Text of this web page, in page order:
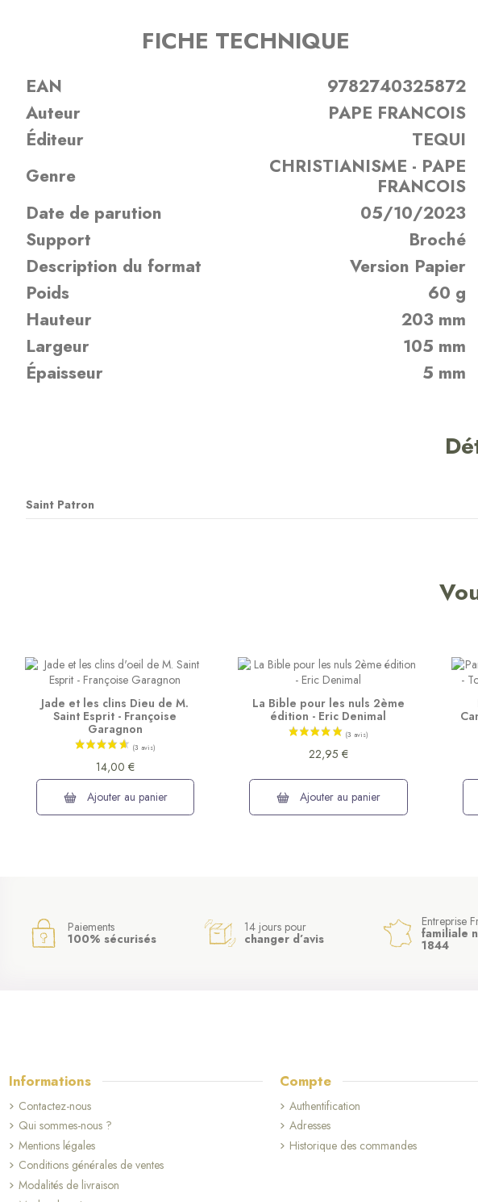
FICHE TECHNIQUE
EAN
9782740325872
Auteur
PAPE FRANCOIS
Éditeur
TEQUI
Genre
CHRISTIANISME - PAPE
FRANCOIS
Date de parution
05/10/2023
Support
Broché
Description du format
Version Papier
Poids
60 g
Hauteur
203 mm
Largeur
105 mm
Épaisseur
5 mm
Saint Patron
Jade et les clins Dieu de M.
Saint Esprit - Françoise
Garagnon
14,00 €
Ajouter au panier
La Bible pour les nuls 2ème
édition - Eric Denimal
22,95 €
Ajouter au panier
Paiements
100% sécurisés
14 jours pour
changer d’avis
Entreprise
familiale
1844
Informations
Contactez-nous
Qui sommes-nous ?
Mentions légales
Conditions générales de ventes
Modalités de livraison
Compte
Authentification
Adresses
Historique des commandes